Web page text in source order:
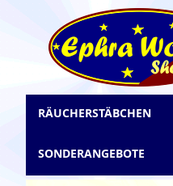
Inhalt
springen
RÄUCHERSTÄBCHEN
SONDERANGEBOTE